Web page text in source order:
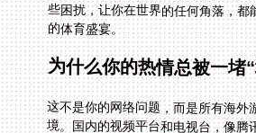
的体育盛宴。
为什么你的热情总被一堵
这不是你的网络问题，而是所有海外
境。国内的视频平台和电视台，像腾
央视影音，它们购买的赛事直播版权
限制。平台会检测你的IP地址，一旦
内，就会立刻切断信号。所以，无论
还是在伦敦的宿舍，又或者是在纽